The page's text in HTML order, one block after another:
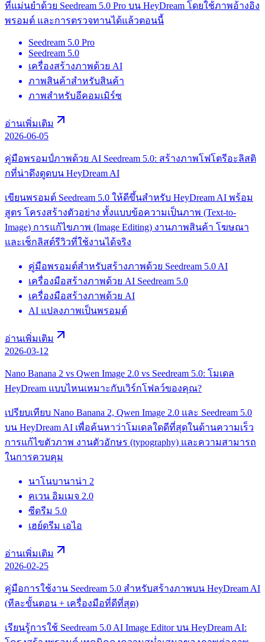
ที่แม่นยำด้วย Seedream 5.0 Pro บน HeyDream โดยใช้ภาพอ้างอิง
พรอมต์ และการตรวจทานได้แล้วตอนนี้
Seedream 5.0 Pro
Seedream 5.0
เครื่องสร้างภาพด้วย AI
ภาพสินค้าสำหรับสินค้า
ภาพสำหรับอีคอมเมิร์ซ
อ่านเพิ่มเติม
2026-06-05
คู่มือพรอมป์ภาพด้วย AI Seedream 5.0: สร้างภาพโฟโตรีอะลิสติ
กที่น่าดึงดูดบน HeyDream AI
เขียนพรอมต์ Seedream 5.0 ให้ดีขึ้นสำหรับ HeyDream AI พร้อม
สูตร โครงสร้างตัวอย่าง ทั้งแบบข้อความเป็นภาพ (Text-to-
Image) การแก้ไขภาพ (Image Editing) งานภาพสินค้า โฆษณา
และเช็กลิสต์รีวิวที่ใช้งานได้จริง
คู่มือพรอมต์สำหรับสร้างภาพด้วย Seedream 5.0 AI
เครื่องมือสร้างภาพด้วย AI Seedream 5.0
เครื่องมือสร้างภาพด้วย AI
AI แปลงภาพเป็นพรอมต์
อ่านเพิ่มเติม
2026-03-12
Nano Banana 2 vs Qwen Image 2.0 vs Seedream 5.0: โมเดล
HeyDream แบบไหนเหมาะกับเวิร์กโฟลว์ของคุณ?
เปรียบเทียบ Nano Banana 2, Qwen Image 2.0 และ Seedream 5.0
บน HeyDream AI เพื่อค้นหาว่าโมเดลใดดีที่สุดในด้านความเร็ว
การแก้ไขตัวภาพ งานตัวอักษร (typography) และความสามารถ
ในการควบคุม
นาโนบานาน่า 2
คเวน อิมเมจ 2.0
ซีดรีม 5.0
เฮย์ดรีม เอไอ
อ่านเพิ่มเติม
2026-02-25
คู่มือการใช้งาน Seedream 5.0 สำหรับสร้างภาพบน HeyDream AI
(ทีละขั้นตอน + เครื่องมือที่ดีที่สุด)
เรียนรู้การใช้ Seedream 5.0 AI Image Editor บน HeyDream AI: